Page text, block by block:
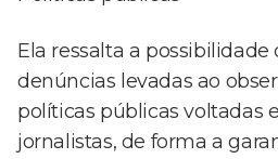
Ela ressalta a possibilidade
denúncias levadas ao
políticas públicas voltadas
jornalistas, de forma a